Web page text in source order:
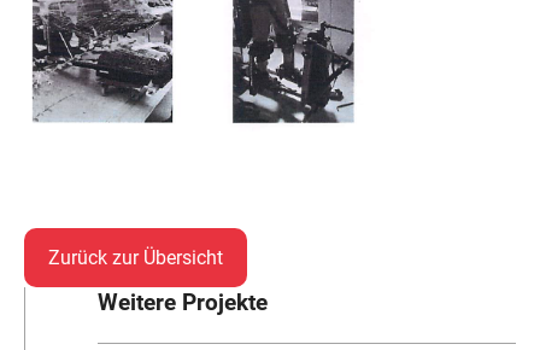
Zurück zur Übersicht
Weitere Projekte